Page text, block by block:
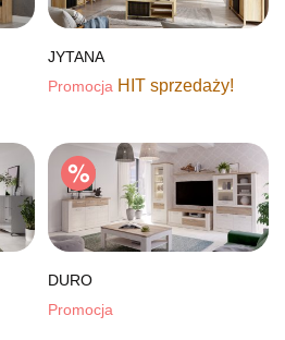
JYTANA
Promocja HIT sprzedaży!
DURO
Promocja